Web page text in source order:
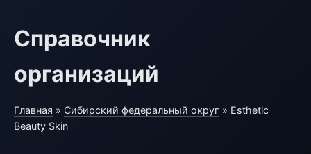
Справочник
организаций
Главная » Сибирский федеральный округ » Esthetic
Beauty Skin